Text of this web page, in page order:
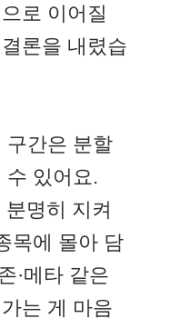
로 이어질
론을 내렸습
구간은 분할
수 있어요.
명히 지켜
목에 몰아 담
·메타 같은
는 게 마음